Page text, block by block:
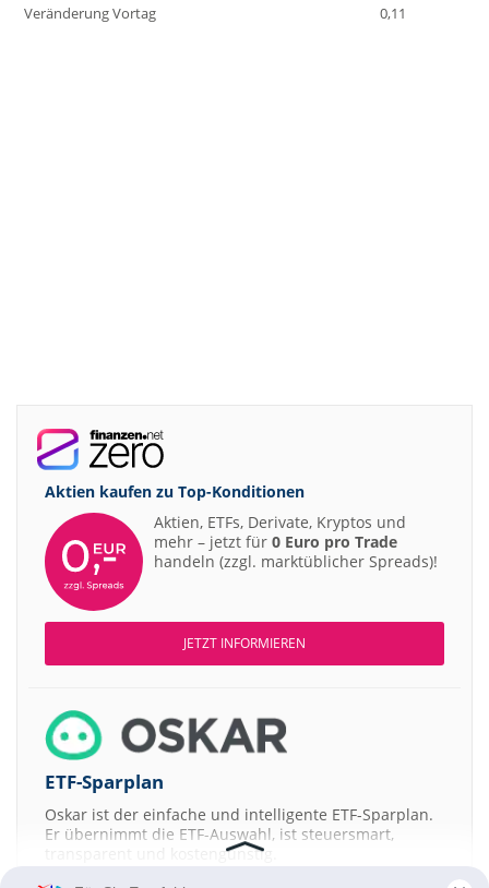
Veränderung Vortag 0,11
Aktien kaufen zu Top-Konditionen
Aktien, ETFs, Derivate, Kryptos und
mehr – jetzt für 0 Euro pro Trade
handeln (zzgl. marktüblicher Spreads)!
JETZT INFORMIEREN
ETF-Sparplan
Oskar ist der einfache und intelligente ETF-Sparplan.
Er übernimmt die ETF-Auswahl, ist steuersmart,
transparent und kostengünstig.